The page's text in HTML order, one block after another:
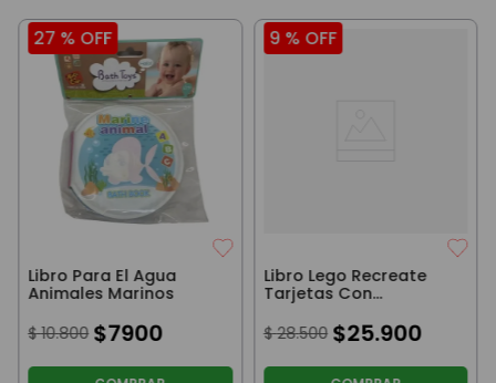
27 % OFF
Libro Para El Agua
Animales Marinos
$ 10.800 $7900
9 % OFF
Libro Lego Recreate
Tarjetas Con
Actividades De
Animales
$ 28.500 $25.900